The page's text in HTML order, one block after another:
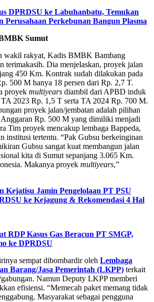
DPRDSU ke Labuhanbatu, Temukan
Perusahaan Perkebunan Bangun Plasma
Sumut
wakil rakyat, Kadis BMBK Bambang
terimakasih. Dia menjelaskan, proyek jalan
450 Km. Kontrak sudah dilakukan pada
500 M hanya 18 persen dari Rp. 2,7 T.
proyek multiyears diambil dari APBD induk
2023 Rp. 1,5 T serta TA 2024 Rp. 700 M.
proyek jalan/jembatan adalah pilihan
Anggaran Rp. 500 M yang dimiliki menjadi
Tim proyek mencakup lembaga Bappeda,
institusi tertentu. “Pak Gubsu berkeinginan
Gubsu sangat kuat membangun jalan
kita di Sumut sepanjang 3.065 Km.
Makanya proyek multiyears,”
Kejatisu Jamin Pengelolaan PT PSU
ke Kejagung & Rekomendasi 4 Hal
RDP Kasus Gas Beracun PT SMGP,
ke DPRDSU
sempat dibombardir oleh Lembaga
Barang/Jasa Pemerintah (LKPP) terkait
Namun Deputy LKPP memberi
efisiensi. “Memecah paket memang tidak
Masyarakat sebagai pengguna